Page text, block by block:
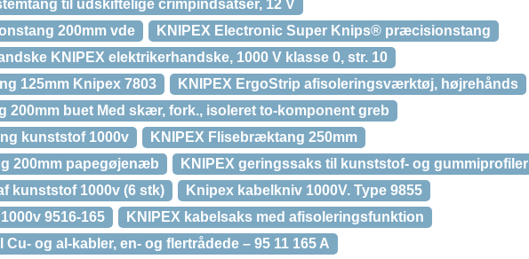
til udskiftelige crimpindsatser, 12 V
200mm vde
KNIPEX Electronic Super Knips® præcisionstang
KNIPEX elektrikerhandske, 1000 V klasse 0, str. 10
125mm Knipex 7803
KNIPEX ErgoStrip afisoleringsværktøj, højrehånds
200mm buet Med skær, fork., isoleret to-komponent greb
kunststof 1000v
KNIPEX Flisebræktang 250mm
200mm papegøjenæb
KNIPEX geringssaks til kunststof- og gummiprofiler
kunststof 1000v (6 stk)
Knipex kabelkniv 1000V. Type 9855
9516-165
KNIPEX kabelsaks med afisoleringsfunktion
og al-kabler, en- og flertrådede – 95 11 165 A